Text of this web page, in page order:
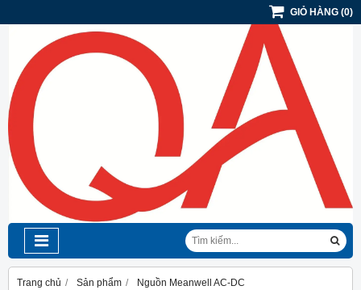
GIỎ HÀNG (0)
Trang chủ Sản phẩm
Nguồn Meanwell AC-DC